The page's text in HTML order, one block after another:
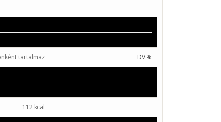
tartalmaz DV %
112 kcal